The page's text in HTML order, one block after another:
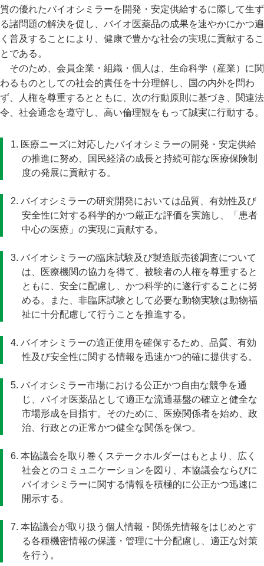
質の優れたバイオシミラーを開発・安定供給するに際して生ず
る諸問題の解決を促し、バイオ医薬品の成果を速やかにかつ遍
く普及することにより、健康で豊かな社会の実現に貢献するこ
とである。
そのため、会員企業・組織・個人は、生命科学（産業）に関
わるものとしての社会的責任を十分理解し、国の内外を問わ
ず、人権を尊重するとともに、次の行動原則に基づき、関連法
令、社会通念を遵守し、高い倫理観をもって誠実に行動する。
1. 医療ニーズに対応したバイオシミラーの開発・安定供給
の推進に努め、国民経済の成長と持続可能な医療保険制
度の発展に貢献する。
2. バイオシミラーの研究開発においては品質、有効性及び
安全性に対する科学的かつ厳正な評価を実施し、「患者
中心の医療」の実現に貢献する。
3. バイオシミラーの臨床試験及び製造販売後調査について
は、医療機関の協力を得て、被験者の人権を尊重すると
ともに、安全に配慮し、かつ科学的に遂行することに努
める。また、非臨床試験として必要な動物実験は動物福
祉に十分配慮して行うことを推進する。
4. バイオシミラーの適正使用を確保するため、品質、有効
性及び安全性に関する情報を迅速かつ的確に提供する。
5. バイオシミラー市場における公正かつ自由な競争を通
じ、バイオ医薬品として適正な流通基盤の確立と健全な
市場形成を目指す。そのために、医療関係者を始め、政
治、行政との正常かつ健全な関係を保つ。
6. 本協議会を取り巻くステークホルダーはもとより、広く
社会とのコミュニケーションを図り、本協議会ならびに
バイオシミラーに関する情報を積極的に公正かつ迅速に
開示する。
7. 本協議会が取り扱う個人情報・関係先情報をはじめとす
る各種機密情報の保護・管理に十分配慮し、適正な対策
を行う。